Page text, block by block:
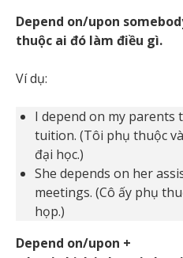
Depend on/upon
thuộc ai đó làm điều gì.
Ví dụ:
I depend on my parents
tuition. (Tôi phụ thuộc
đại học.)
She depends on her
meetings. (Cô ấy phụ
họp.)
Depend on/upon +